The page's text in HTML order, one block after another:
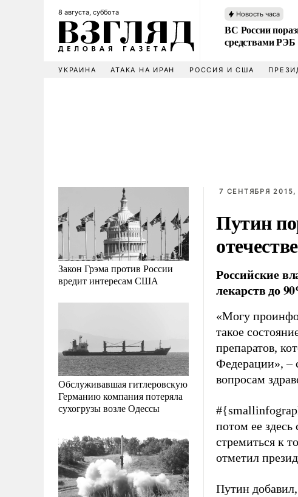
8 августа, суббота Новость часа
ВС России
средствами РЭБ
УКРАИНА АТАКА НА ИРАН РОССИЯ И США
Закон Грэма против России
вредит интересам США
Обслуживавшая гитлеровскую
Германию компания потеряла
сухогрузы возле Одессы
7 СЕНТЯБРЯ 2015,
Путин
Российские
лекарств до
«Могу
такое
препаратов,
Федерации», –
вопросам
потом ее здесь
стремиться к
отметил
Путин